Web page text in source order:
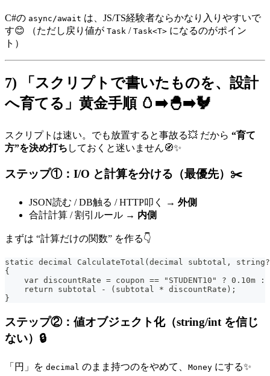
C#の async/await は、JS/TS経験者ならかなり入りやすいで
す😊 （ただし戻り値が Task / Task<T> になるのがポイン
ト）
7) 「スクリプトで書いたものを、設計
へ育てる」黄金手順 🥚➡️🐣➡️🐓
スクリプトは速い。でも放置すると事故る💥 だから “育て
方”を決め打ち しておくと迷いません🧭✨
ステップ①：I/O と計算を分ける（最優先）✂️
JSON読む / DB触る / HTTP叩く → 外側
合計計算 / 割引ルール → 内側
まずは “計算だけの関数” を作る👇
static decimal CalculateTotal(decimal subtotal, string?
{
var discountRate = coupon == "STUDENT10" ? 0.10m :
    return subtotal - (subtotal * discountRate);
}
ステップ②：値オブジェクト化（string/int を信じ
ない）🔒
「円」を decimal のまま持つのをやめて、 Money にする✨